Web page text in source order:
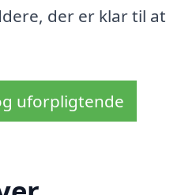
der er klar til at
uforpligtende